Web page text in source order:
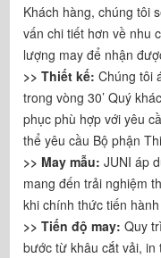
Khách hàng, chúng tôi
vấn chi tiết hơn về nhu
lượng may để nhận
>> Thiết kế: Chúng tôi
trong vòng 30’ Quý
phục phù hợp với yêu
thể yêu cầu Bộ phận
>> May mẫu: JUNI áp
mang đến trải nghiệm
khi chính thức tiến
>> Tiến độ may: Quy
bước từ khâu cắt vải, in